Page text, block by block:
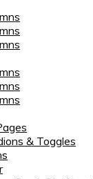
& Toggles